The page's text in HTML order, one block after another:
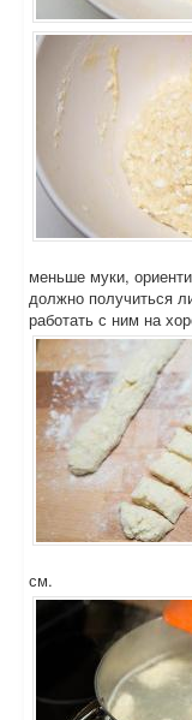
меньше муки,
должно получиться
работать с ним на
см.